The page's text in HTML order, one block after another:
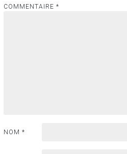
COMMENTAIRE *
NOM *